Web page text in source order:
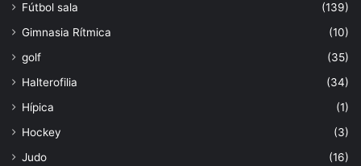
Fútbol sala
(139)
Gimnasia Rítmica
(10)
golf
(35)
Halterofilia
(34)
Hípica
(1)
Hockey
(3)
Judo
(16)